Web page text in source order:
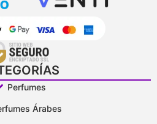
Perfumes
Árabes